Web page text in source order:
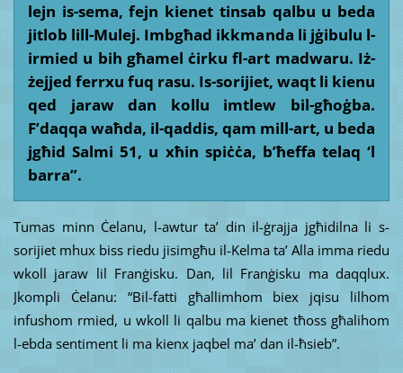
lejn is-sema, fejn kienet tinsab qalbu u beda
jitlob lill-Mulej. Imbgħad ikkmanda li jġibulu l-
irmied u bih għamel ċirku fl-art madwaru. Iż-
żejjed ferrxu fuq rasu. Is-sorijiet, waqt li kienu
qed jaraw dan kollu imtlew bil-għoġba.
F’daqqa waħda, il-qaddis, qam mill-art, u beda
jgħid Salmi 51, u xħin spiċċa, b’ħeffa telaq ‘l
barra”.
Tumas minn Ċelanu, l-awtur ta’ din il-ġrajja jgħidilna li s-
sorijiet mhux biss riedu jisimgħu il-Kelma ta’ Alla imma riedu
wkoll jaraw lil Franġisku. Dan, lil Franġisku ma daqqlux.
Jkompli Ċelanu: “Bil-fatti għallimhom biex jqisu lilhom
infushom rmied, u wkoll li qalbu ma kienet tħoss għalihom
l-ebda sentiment li ma kienx jaqbel ma’ dan il-ħsieb”.